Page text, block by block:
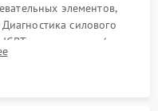
элементов,
силового
транзисторов (для
контроля (для газовых